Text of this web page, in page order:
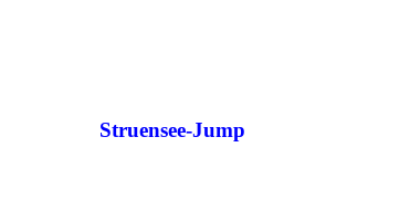
Struensee-Jump